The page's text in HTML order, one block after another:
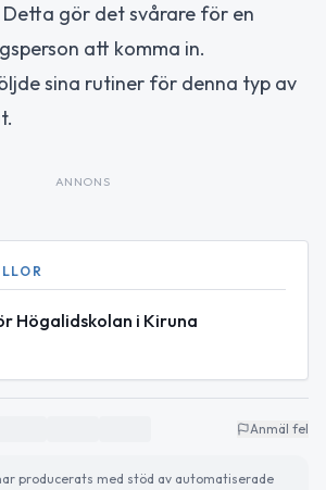
gör det svårare för en
att komma in.
sina rutiner för denna typ av
ANNONS
Högalidskolan i Kiruna
Anmäl fel
producerats med stöd av automatiserade